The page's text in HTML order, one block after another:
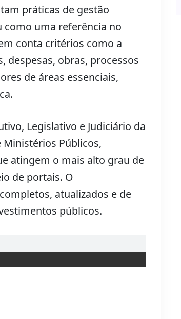
práticas de gestão
como uma referência no
conta critérios como a
despesas, obras, processos
de áreas essenciais,
Legislativo e Judiciário da
Públicos,
atingem o mais alto grau de
de portais. O
atualizados e de
públicos.